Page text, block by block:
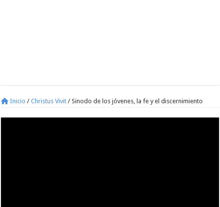
Inicio / Christus Vivit / Sinodo de los jóvenes, la fe y el discernimiento